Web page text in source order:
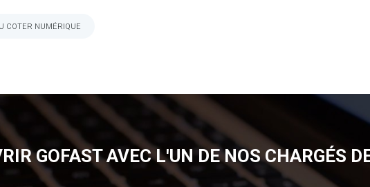
COTER NUMÉRIQUE
GOFAST AVEC L'UN DE NOS CHARGÉS